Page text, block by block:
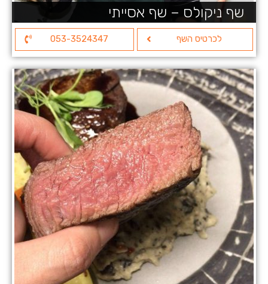
שף ניקולס – שף אסייתי
לכרטיס השף 053-3524347